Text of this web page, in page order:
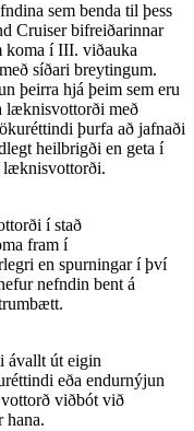
sem benda til þess
Cruiser bifreiðarinnar
koma í III. viðauka
síðari breytingum.
þeirra hjá þeim sem eru
læknisvottorði með
þurfa að jafnaði
heilbrigði en geta í
læknisvottorði.
í stað
fram í
en spurningar í því
nefndin bent á
ávallt út eigin
eða endurnýjun
viðbót við
hana.